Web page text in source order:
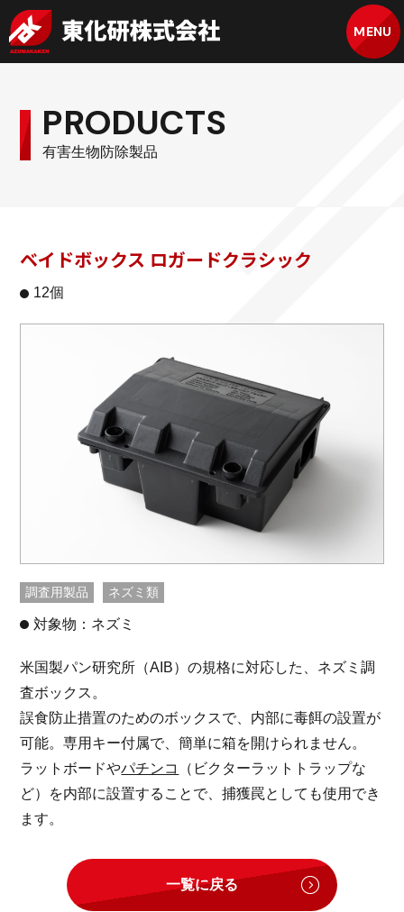
MENU
PRODUCTS
有害生物防除製品
ベイドボックス ロガードクラシック
12個
調査用製品 ネズミ類
対象物：ネズミ
米国製パン研究所（AIB）の規格に対応した、ネズミ調
査ボックス。
誤食防止措置のためのボックスで、内部に毒餌の設置が
可能。専用キー付属で、簡単に箱を開けられません。
ラットボードやパチンコ
（ビクターラットトラップな
ど）を内部に設置することで、捕獲罠としても使用でき
ます。
一覧に戻る